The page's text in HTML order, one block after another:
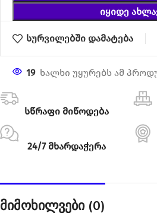
ᲘᲧᲘᲓᲔ
სურვილებში დამატება
19 ხალხი უყურებს ამ
სწრაფი მიწოდება
24/7 მხარდაჭერა
მიმოხილვები (0)